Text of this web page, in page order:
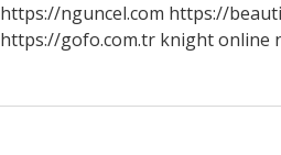
https://nguncel.com https://
https://gofo.com.tr knight online